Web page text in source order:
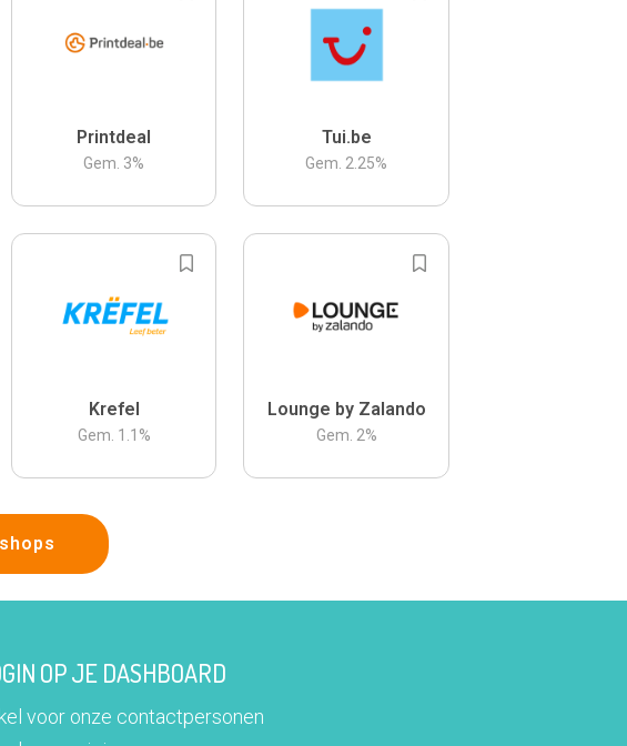
Printdeal
Gem. 3%
Tui.be
Gem. 2.25%
Krefel
Gem. 1.1 %
Lounge by Zalando
Gem. 2%
OP JE DASHBOARD
voor onze contactpersonen